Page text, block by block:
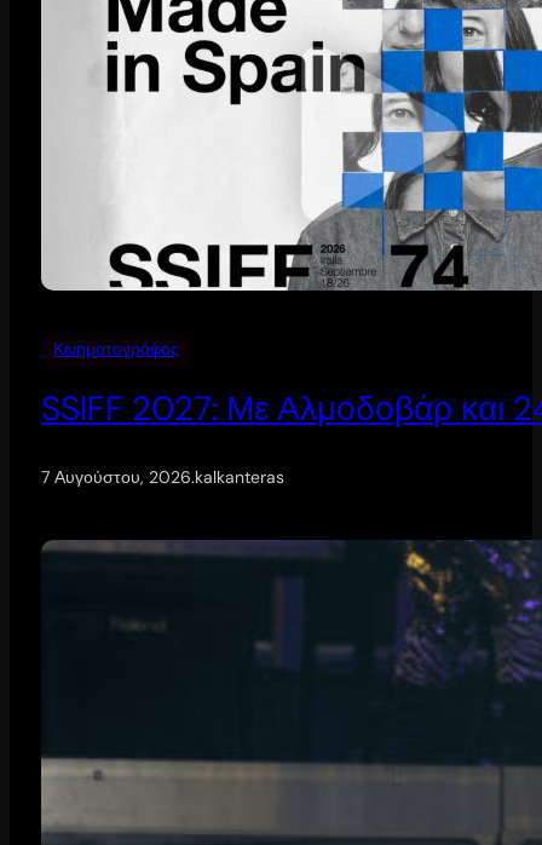
Κινηματογράφος
SSIFF 2027: Με Αλμοδοβάρ και 24
7 Αυγούστου, 2026.kalkanteras